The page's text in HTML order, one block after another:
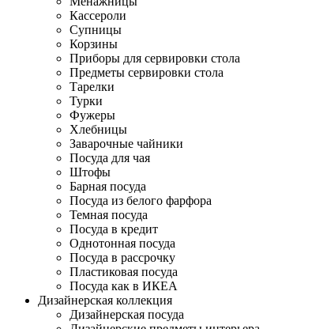
Кассероли
Супницы
Корзины
Приборы для сервировки стола
Предметы сервировки стола
Тарелки
Турки
Фужеры
Хлебницы
Заварочные чайники
Посуда для чая
Штофы
Барная посуда
Посуда из белого фарфора
Темная посуда
Посуда в кредит
Однотонная посуда
Посуда в рассрочку
Пластиковая посуда
Посуда как в ИКЕА
Дизайнерская коллекция
Дизайнерская посуда